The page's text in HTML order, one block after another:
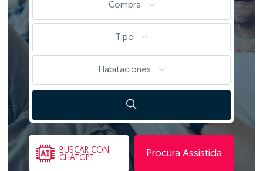
Compra
Tipo
Habitaciones
BUSCAR CON
CHATGPT
Procura Assistida